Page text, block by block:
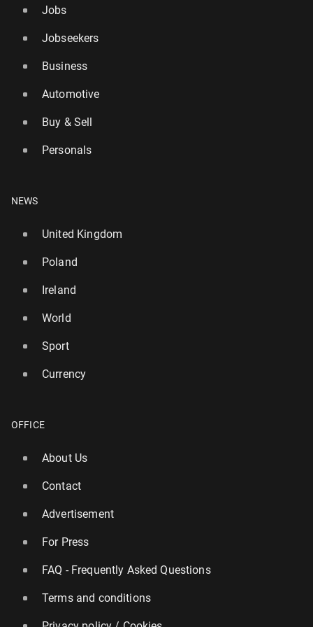
Jobs
Jobseekers
Business
Automotive
Buy & Sell
Personals
NEWS
United Kingdom
Poland
Ireland
World
Sport
Currency
OFFICE
About Us
Contact
Advertisement
For Press
FAQ - Frequently Asked Questions
Terms and conditions